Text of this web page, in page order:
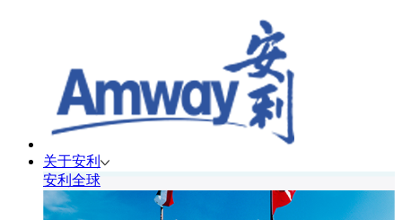
关于安利
安利全球